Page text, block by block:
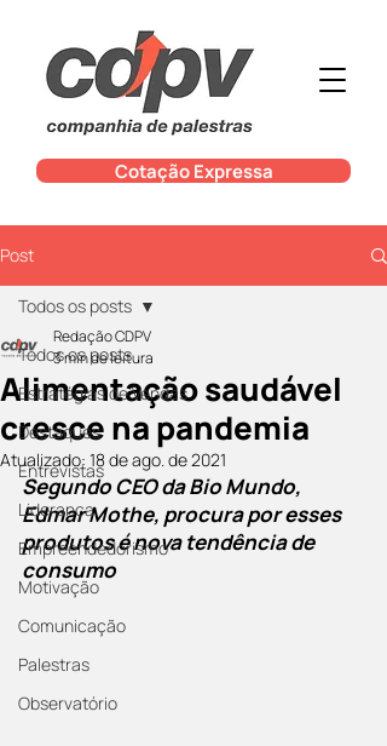
Cotação Expressa
Post
Todos os posts
Estratégias de Vendas
Destaques
Entrevistas
Liderança
Empreendedorismo
Motivação
Comunicação
Palestras
Observatório
Todos os posts
Alimentação saudável
cresce na pandemia
Redação CDPV
3 min de leitura
Atualizado: 18 de ago. de 2021
Segundo CEO da Bio Mundo,
Edmar Mothe, procura por esses
produtos é nova tendência de
consumo